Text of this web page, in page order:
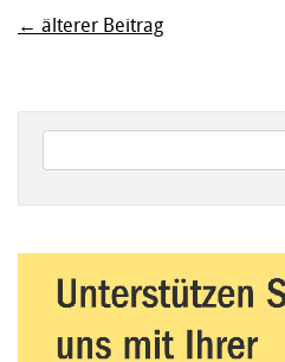
← älterer Beitrag